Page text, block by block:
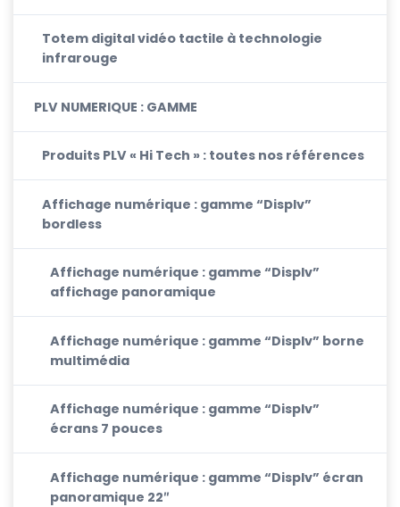
Totem digital vidéo tactile à technologie
infrarouge
PLV NUMERIQUE : GAMME
Produits PLV « Hi Tech » : toutes nos références
Affichage numérique : gamme “Displv”
bordless
Affichage numérique : gamme “Displv”
affichage panoramique
Affichage numérique : gamme “Displv” borne
multimédia
Affichage numérique : gamme “Displv”
écrans 7 pouces
Affichage numérique : gamme “Displv” écran
panoramique 22″